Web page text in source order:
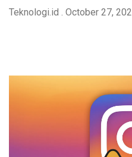
Teknologi.id . October 27,